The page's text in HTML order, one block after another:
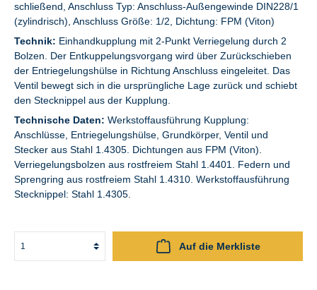
schließend, Anschluss Typ: Anschluss-Außengewinde DIN228/1
(zylindrisch), Anschluss Größe: 1/2, Dichtung: FPM (Viton)
Technik: Einhandkupplung mit 2-Punkt Verriegelung durch 2
Bolzen. Der Entkuppelungsvorgang wird über Zurückschieben
der Entriegelungshülse in Richtung Anschluss eingeleitet. Das
Ventil bewegt sich in die ursprüngliche Lage zurück und schiebt
den Stecknippel aus der Kupplung.
Technische Daten: Werkstoffausführung Kupplung:
Anschlüsse, Entriegelungshülse, Grundkörper, Ventil und
Stecker aus Stahl 1.4305. Dichtungen aus FPM (Viton).
Verriegelungsbolzen aus rostfreiem Stahl 1.4401. Federn und
Sprengring aus rostfreiem Stahl 1.4310. Werkstoffausführung
Stecknippel: Stahl 1.4305.
Auf die Merkliste